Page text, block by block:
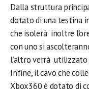
Dalla struttura
dotato di una testina
che isolerà inoltre
con uno si
l’altro verrà utilizzato
Infine, il cavo che
Xbox360 è dotato di